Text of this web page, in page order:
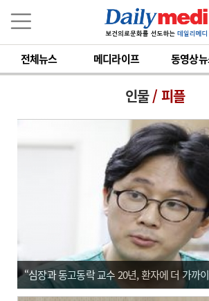
전체뉴스 메디라이프 동영상
인물/ 피플
“심장과 동고동락 교수 20년, 환자에 더 가까